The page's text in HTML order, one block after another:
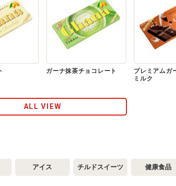
ガーナ抹茶チョコレート
プレミアム
ミルク
ALL VIEW
アイス チルドスイーツ 健康食品